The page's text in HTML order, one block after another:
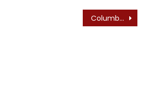
Columbo (Columbo – 1968) – Trilha Sonora